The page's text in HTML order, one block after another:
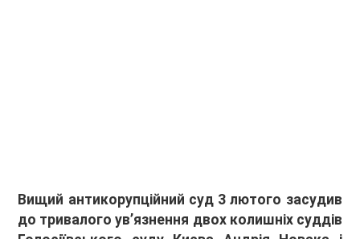
Вищий антикорупційний суд 3 лютого засудив
до тривалого ув’язнення двох колишніх суддів